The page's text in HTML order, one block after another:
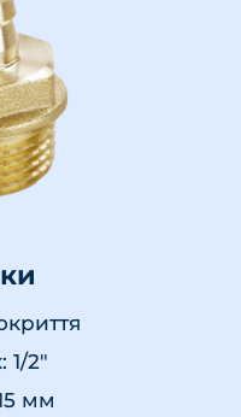
1/2"
мм